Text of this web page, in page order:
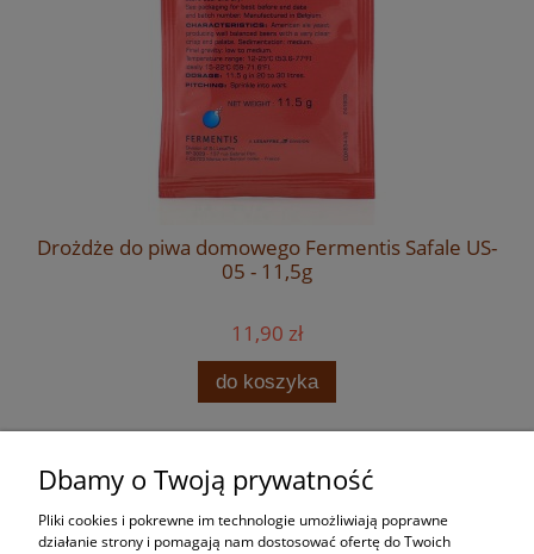
Drożdże do piwa domowego Fermentis Safale US-
05 - 11,5g
11,90 zł
do koszyka
Zakupy
Pomoc
Dbamy o Twoją prywatność
Pliki cookies i pokrewne im technologie umożliwiają poprawne
działanie strony i pomagają nam dostosować ofertę do Twoich